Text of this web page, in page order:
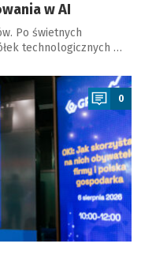
w AI
Po świetnych
technologicznych …
0